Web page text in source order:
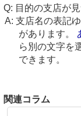
目的の支店が
支店名の表記
があります。
ら別の文字を
できます。
関連コラム